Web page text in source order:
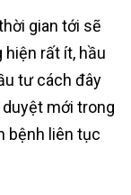
gian tới sẽ
hiện rất ít, hầu
tư cách đây
mới trong
bệnh liên tục